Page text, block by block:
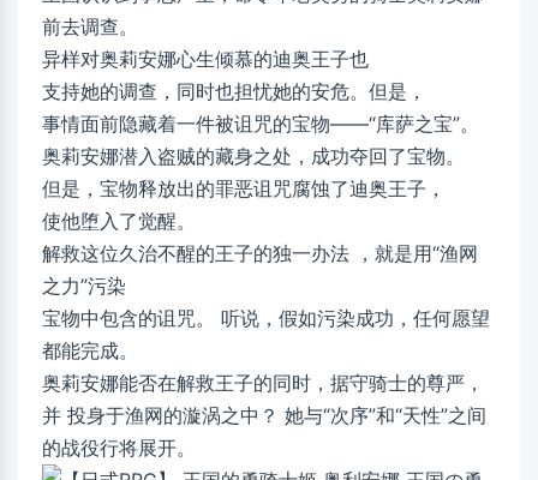
前去调查。
异样对奥莉安娜心生倾慕的迪奥王子也
支持她的调查，同时也担忧她的安危。但是，
事情面前隐藏着一件被诅咒的宝物——“库萨之宝”。
奥莉安娜潜入盗贼的藏身之处，成功夺回了宝物。
但是，宝物释放出的罪恶诅咒腐蚀了迪奥王子，
使他堕入了觉醒。
解救这位久治不醒的王子的独一办法 ，就是用“渔网
之力”污染
宝物中包含的诅咒。 听说，假如污染成功，任何愿望
都能完成。
奥莉安娜能否在解救王子的同时，据守骑士的尊严，
并 投身于渔网的漩涡之中？ 她与“次序”和“天性”之间
的战役行将展开。